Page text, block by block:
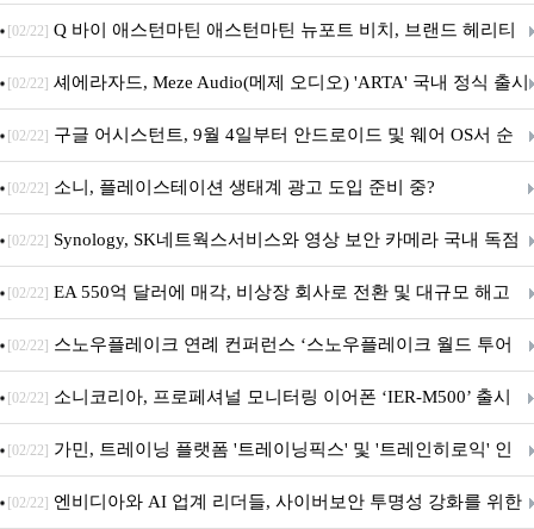
‘알파마요 2 슈퍼’ 상업적 이용 가능
[02/22] Q 바이 애스턴마틴 애스턴마틴 뉴포트 비치, 브랜드 헤리티
지 담은 ‘헤리티지 에디션 컬렉션’ 공개
[02/22] 셰에라자드, Meze Audio(메제 오디오) 'ARTA' 국내 정식 출시
[02/22] 구글 어시스턴트, 9월 4일부터 안드로이드 및 웨어 OS서 순
차 서비스 종료
[02/22] 소니, 플레이스테이션 생태계 광고 도입 준비 중?
[02/22] Synology, SK네트웍스서비스와 영상 보안 카메라 국내 독점
판매 파트너십 체결
[02/22] EA 550억 달러에 매각, 비상장 회사로 전환 및 대규모 해고
전망
[02/22] 스노우플레이크 연례 컨퍼런스 ‘스노우플레이크 월드 투어
서울’ 개최
[02/22] 소니코리아, 프로페셔널 모니터링 이어폰 ‘IER-M500’ 출시
[02/22] 가민, 트레이닝 플랫폼 '트레이닝픽스' 및 '트레인히로익' 인
수로 선수와 코치에 맞춤형 훈련 지원 확대
[02/22] 엔비디아와 AI 업계 리더들, 사이버보안 투명성 강화를 위한